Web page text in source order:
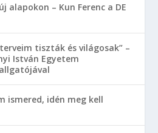
alapokon – Kun Ferenc a DE
tiszták és világosak” –
István Egyetem
ismered, idén meg kell